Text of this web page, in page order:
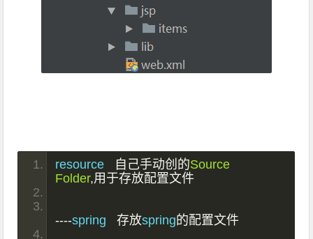
resource 自己手动创的Source
Folder,用于存放配置文件
----spring 存放spring的配置文件